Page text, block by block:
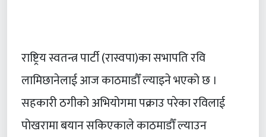
राष्ट्रिय स्वतन्त्र पार्टी (रास्वपा)का सभापति रवि
लामिछानेलाई आज काठमाडौँ ल्याइने भएको छ ।
सहकारी ठगीको अभियोगमा पक्राउ परेका रविलाई
पोखरामा बयान सकिएकाले काठमाडौँ ल्याउन